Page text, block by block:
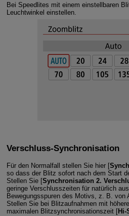
Bei Speedlites mit einem einstellbaren
Leuchtwinkel einstellen.
Verschluss-Synchronisation
Für den Normalfall stellen Sie hier [
so dass der Blitz sofort nach dem Start
Stellen Sie [Synchronisation 2.
geringe Verschlusszeiten für natürlich
Bewegungsspuren des Motivs, z. B. von
Stellen Sie bei Blitzaufnahmen mit
maximalen Blitzsynchronisationszeit [Hi-